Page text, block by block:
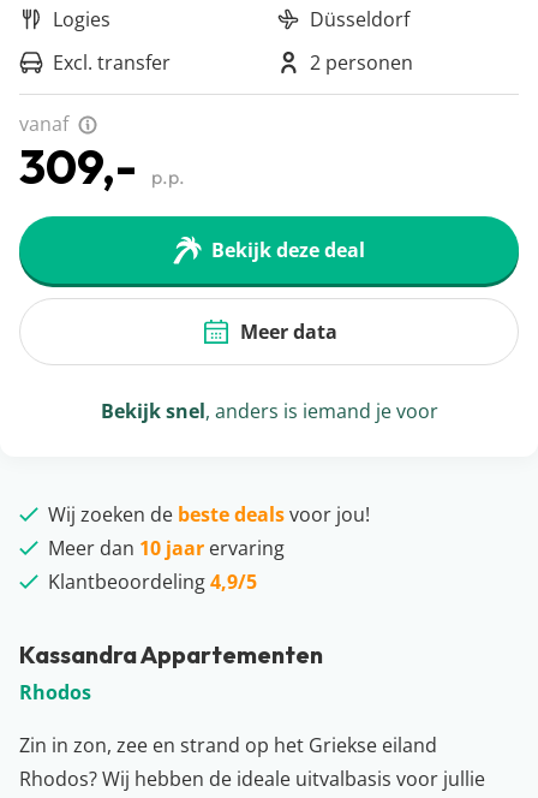
Kassandra Appartementen
Rhodos
Zin in zon, zee en strand op het Griekse eiland
Rhodos? Wij hebben de ideale uitvalbasis voor jullie
Logies
Düsseldorf
Excl. transfer
2 personen
vanaf
309,- p.p.
Bekijk deze deal
Meer data
Bekijk snel, anders is iemand je voor
Wij zoeken de beste dealsvoor jou!
Meer dan 10 jaar ervaring
Klantbeoordeling4,9/5